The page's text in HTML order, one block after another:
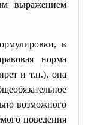
выражением
в
норма
и т.п.), она
возможного
поведения